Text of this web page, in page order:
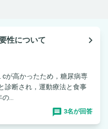
性について
navigate_next
が高かったため，糖尿病専
診断され，運動療法と食事
...
3名が回答